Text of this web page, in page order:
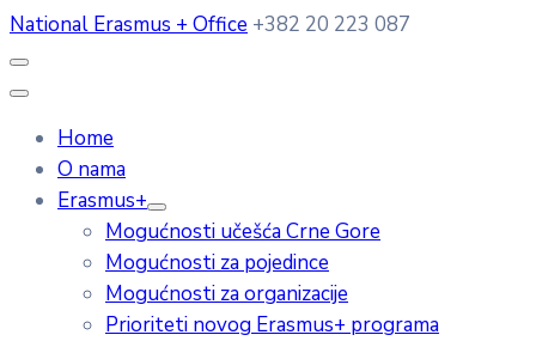
National Erasmus + Office +382 20 223 087
Home
O nama
Erasmus+
Mogućnosti učešća Crne Gore
Mogućnosti za pojedince
Mogućnosti za organizacije
Prioriteti novog Erasmus+ programa